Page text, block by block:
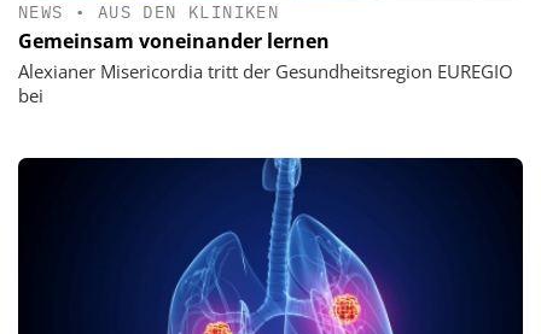
NEWS • AUS DEN KLINIKEN
Gemeinsam voneinander lernen
Alexianer Misericordia tritt der Gesundheitsregion EUREGIO
bei